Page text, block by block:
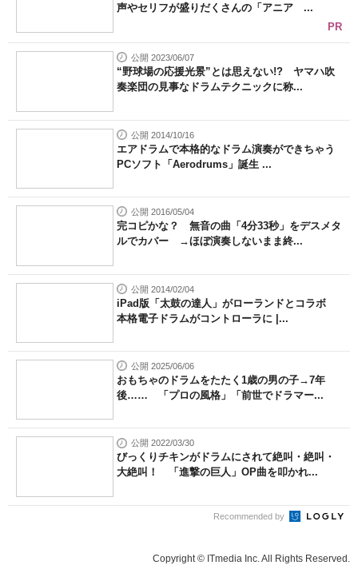
声やセリフが盛りだくさんの「アニア ...
PR
公開 2023/06/07
“野球場の応援光景”とは思えない!? ヤマハ吹
奏楽団の見事なドラムテクニックに称...
公開 2014/10/16
エアドラムで本格的なドラム演奏ができちゃう
PCソフト「Aerodrums」誕生 ...
公開 2016/05/04
完コピかな？ 無音の曲「4分33秒」をデスメタ
ルでカバー →ほぼ演奏しないまま終...
公開 2014/02/04
iPad版「太鼓の達人」がローランドとコラボ
本格電子ドラムがコントローラに |...
公開 2025/06/06
おもちゃのドラムをたたく1歳の男の子→7年
後…… 「プロの風格」「前世でドラマー...
公開 2022/03/30
びっくりチキンがドラムにされて絶叫・絶叫・
大絶叫！ 「進撃の巨人」OP曲を叩かれ...
Recommended by
Copyright © ITmedia Inc. All Rights Reserved.